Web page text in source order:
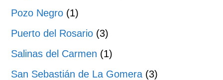
Pozo Negro (1)
Puerto del Rosario (3)
Salinas del Carmen (1)
San Sebastián de La Gomera (3)